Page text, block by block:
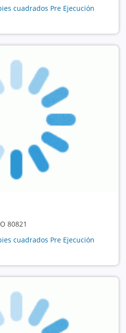
cuadrados Pre Ejecución
80821
cuadrados Pre Ejecución